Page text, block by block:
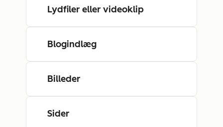
Lydfiler eller videoklip
Blogindlæg
Billeder
Sider